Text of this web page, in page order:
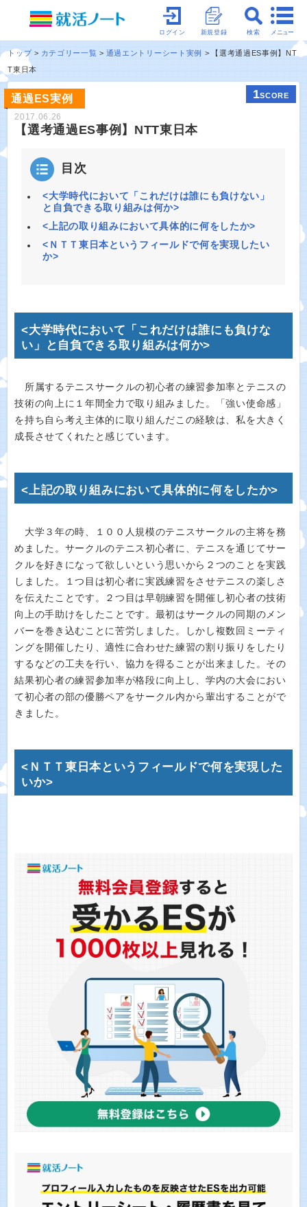
メニュー
検索
新規登録
ログイン
トップ カテゴリー一覧 通過エントリーシート実例
【選考通過ES事例】NT
T東日本
通過ES実例 1SCORE
2017.06.26
【選考通過ES事例】NTT東日本
目次
<大学時代において「これだけは誰にも負けない」
と自負できる取り組みは何か>
<上記の取り組みにおいて具体的に何をしたか>
<ＮＴＴ東日本というフィールドで何を実現したい
か>
<大学時代において「これだけは誰にも負けな
い」と自負できる取り組みは何か>
所属するテニスサークルの初心者の練習参加率とテニスの
技術の向上に１年間全力で取り組みました。「強い使命感」
を持ち自ら考え主体的に取り組んだこの経験は、私を大きく
成長させてくれたと感じています。
<上記の取り組みにおいて具体的に何をしたか>
大学３年の時、１００人規模のテニスサークルの主将を務
めました。サークルのテニス初心者に、テニスを通じてサー
クルを好きになって欲しいという思いから２つのことを実践
しました。１つ目は初心者に実践練習をさせテニスの楽しさ
を伝えたことです。２つ目は早朝練習を開催し初心者の技術
向上の手助けをしたことです。最初はサークルの同期のメン
バーを巻き込むことに苦労しました。しかし複数回ミーティ
ングを開催したり、適性に合わせた練習の割り振りをしたり
するなどの工夫を行い、協力を得ることが出来ました。その
結果初心者の練習参加率が格段に向上し、学内の大会におい
て初心者の部の優勝ペアをサークル内から輩出することがで
きました。
<ＮＴＴ東日本というフィールドで何を実現した
いか>